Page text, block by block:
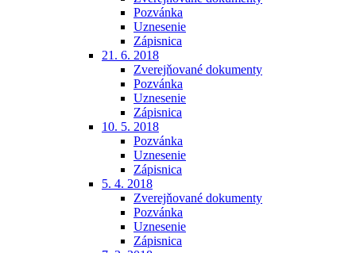
Pozvánka
Uznesenie
Zápisnica
21. 6. 2018
Zverejňované dokumenty
Pozvánka
Uznesenie
Zápisnica
10. 5. 2018
Pozvánka
Uznesenie
Zápisnica
5. 4. 2018
Zverejňované dokumenty
Pozvánka
Uznesenie
Zápisnica